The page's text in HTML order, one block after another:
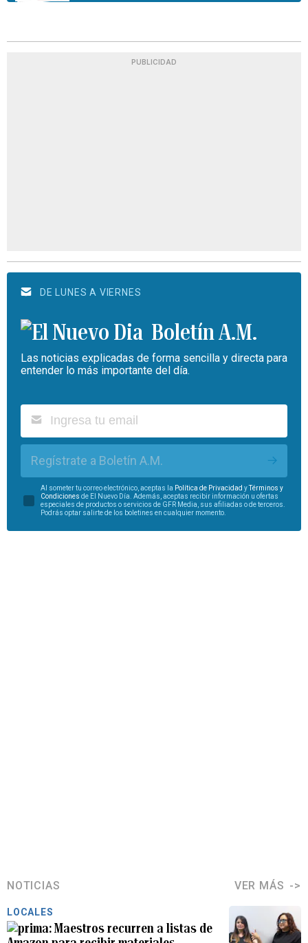
PUBLICIDAD
DE LUNES A VIERNES
Boletín A.M.
Las noticias explicadas de forma sencilla y directa para
entender lo más importante del día.
Regístrate a Boletín A.M.
Al someter tu correo electrónico, aceptas la Política de Privacidad yTérminos y
Condiciones de El Nuevo Día. Además, aceptas recibir información u ofertas
especiales de productos o servicios de GFR Media, sus afiliadas o de terceros.
Podrás optar salirte de los boletines en cualquier momento.
NOTICIAS VER MÁS
LOCALES
Maestros recurren a listas de